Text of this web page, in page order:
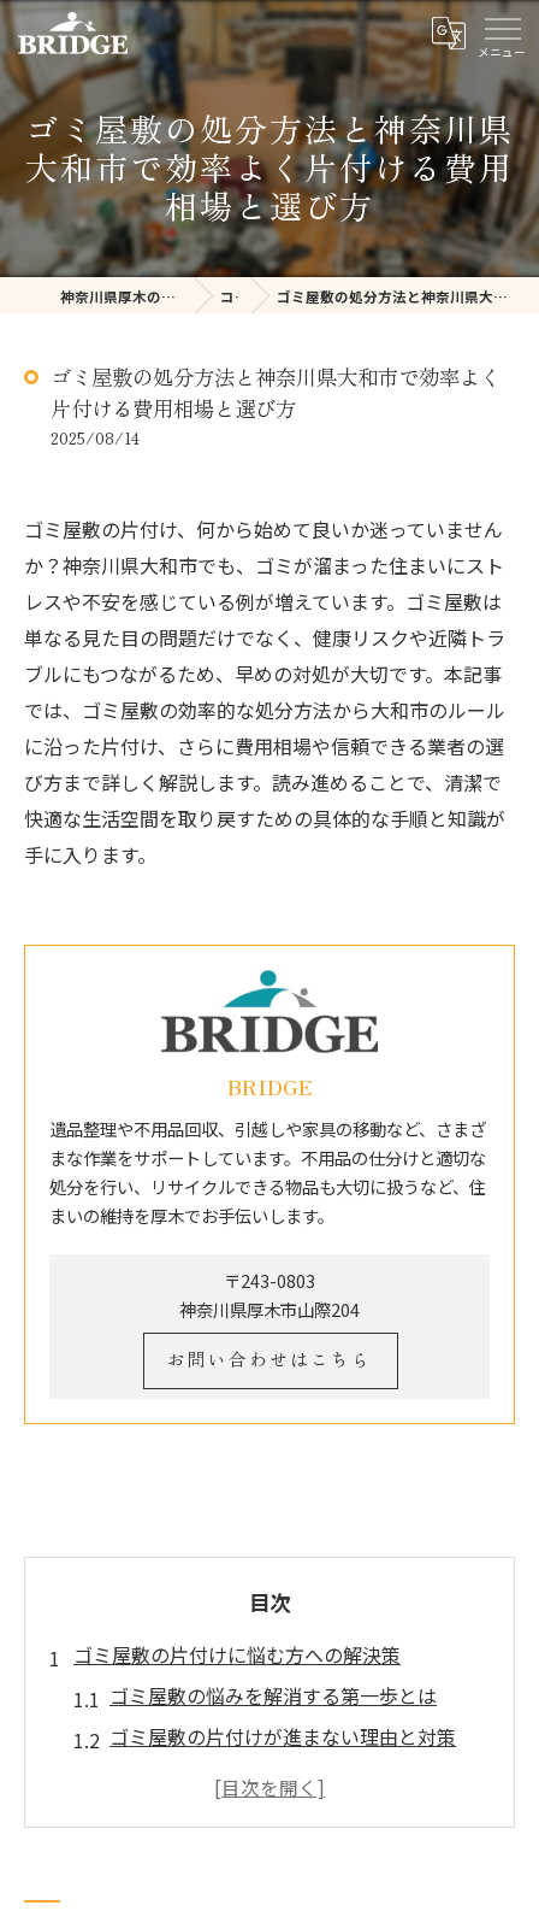
ゴミ屋敷の処分方法と神奈川県
大和市で効率よく片付ける費用
相場と選び方
神奈川県厚木の不用品回収ならBRIDGE コラム ゴミ屋敷の処分方法と神奈川県大和市で効率よく片付ける費用相場と選び方
ゴミ屋敷の処分方法と神奈川県大和市で効率よく
片付ける費用相場と選び方
2025/08/14
ゴミ屋敷の片付け、何から始めて良いか迷っていません
か？神奈川県大和市でも、ゴミが溜まった住まいにスト
レスや不安を感じている例が増えています。ゴミ屋敷は
単なる見た目の問題だけでなく、健康リスクや近隣トラ
ブルにもつながるため、早めの対処が大切です。本記事
では、ゴミ屋敷の効率的な処分方法から大和市のルール
に沿った片付け、さらに費用相場や信頼できる業者の選
び方まで詳しく解説します。読み進めることで、清潔で
快適な生活空間を取り戻すための具体的な手順と知識が
手に入ります。
BRIDGE
遺品整理や不用品回収、引越しや家具の移動など、さまざ
まな作業をサポートしています。不用品の仕分けと適切な
処分を行い、リサイクルできる物品も大切に扱うなど、住
まいの維持を厚木でお手伝いします。
〒243-0803
神奈川県厚木市山際204
お問い合わせはこちら
目次
ゴミ屋敷の片付けに悩む方への解決策
ゴミ屋敷の悩みを解消する第一歩とは
ゴミ屋敷の片付けが進まない理由と対策
ゴミ屋敷解決のために知っておきたい心構